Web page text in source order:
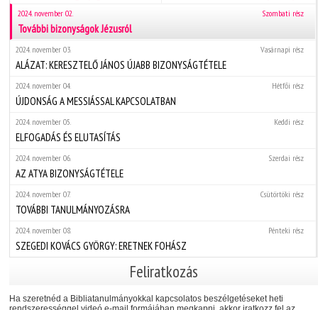
Szombati rész
2024. november 02.
További bizonyságok Jézusról
Vasárnapi rész
2024. november 03.
ALÁZAT: KERESZTELŐ JÁNOS ÚJABB BIZONYSÁGTÉTELE
Hétfői rész
2024. november 04.
ÚJDONSÁG A MESSIÁSSAL KAPCSOLATBAN
Keddi rész
2024. november 05.
ELFOGADÁS ÉS ELUTASÍTÁS
Szerdai rész
2024. november 06.
AZ ATYA BIZONYSÁGTÉTELE
Csütörtöki rész
2024. november 07.
TOVÁBBI TANULMÁNYOZÁSRA
Pénteki rész
2024. november 08.
SZEGEDI KOVÁCS GYÖRGY: ERETNEK FOHÁSZ
Feliratkozás
Ha szeretnéd a Bibliatanulmányokkal kapcsolatos beszélgetéseket heti